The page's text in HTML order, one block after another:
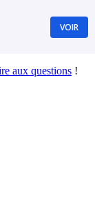
aux questions !
VOIR